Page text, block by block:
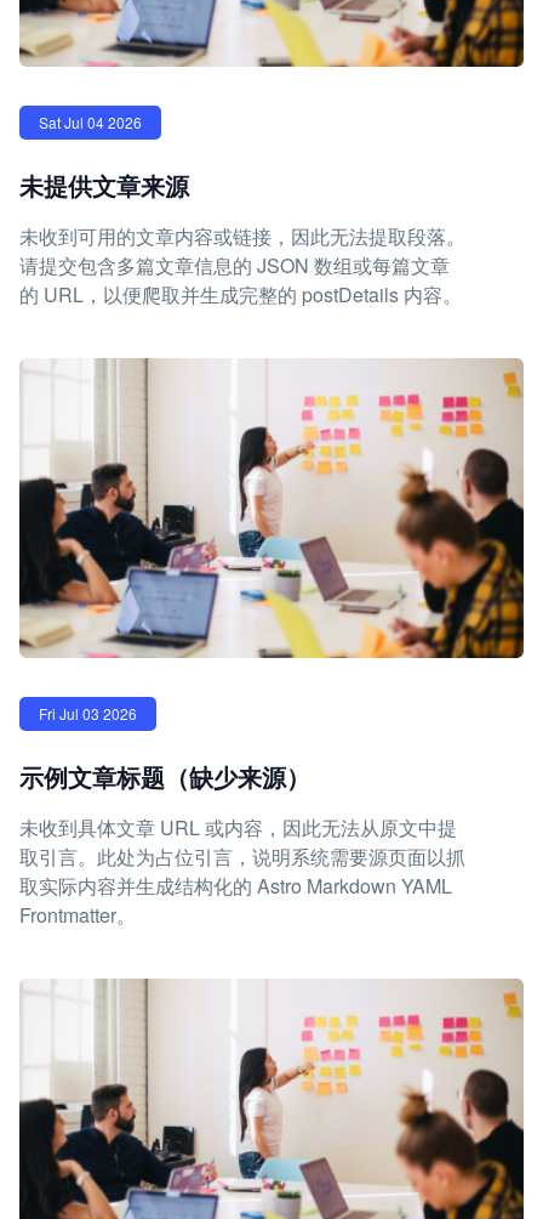
Sat Jul 04 2026
未提供文章来源
未收到可用的文章内容或链接，因此无法提取段落。
请提交包含多篇文章信息的 JSON 数组或每篇文章
的 URL，以便爬取并生成完整的 postDetails 内容。
Fri Jul 03 2026
示例文章标题（缺少来源）
未收到具体文章 URL 或内容，因此无法从原文中提
取引言。此处为占位引言，说明系统需要源页面以抓
取实际内容并生成结构化的 Astro Markdown YAML
Frontmatter。